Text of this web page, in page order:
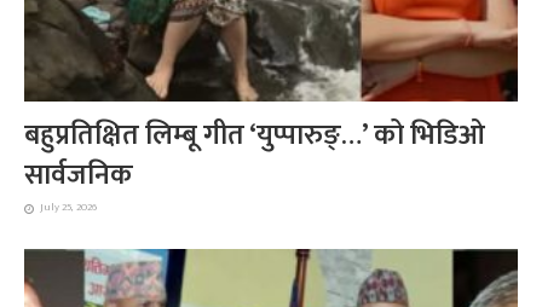
बहुप्रतिक्षित लिम्बू गीत ‘युप्पारुङ्…’ को भिडिओ
सार्वजनिक
July 25, 2026